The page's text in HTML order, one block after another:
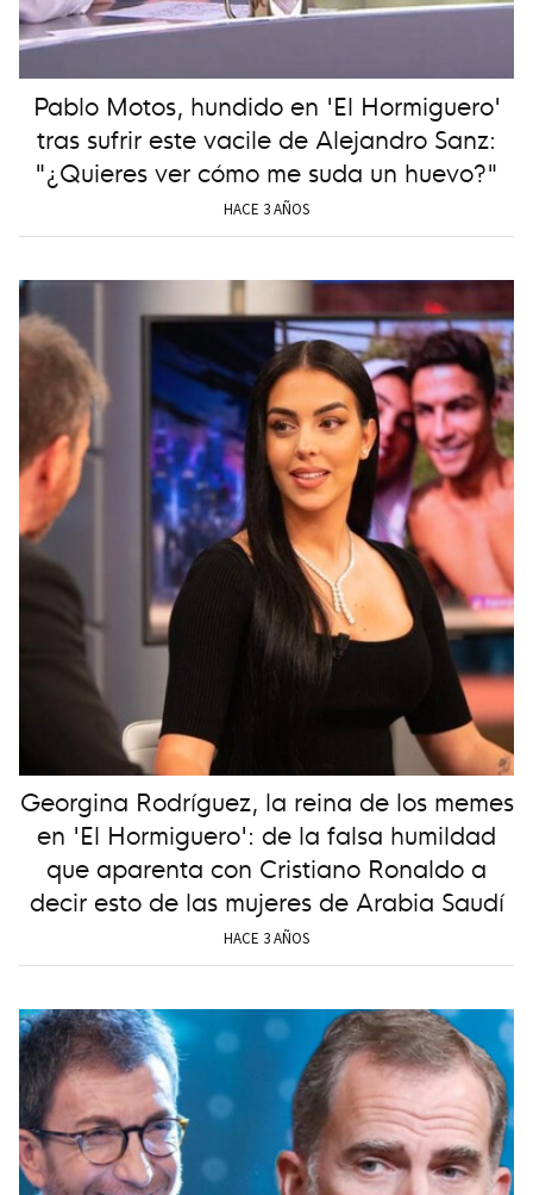
Pablo Motos, hundido en 'El Hormiguero'
tras sufrir este vacile de Alejandro Sanz:
"¿Quieres ver cómo me suda un huevo?"
HACE 3 AÑOS
Georgina Rodríguez, la reina de los memes
en 'El Hormiguero': de la falsa humildad
que aparenta con Cristiano Ronaldo a
decir esto de las mujeres de Arabia Saudí
HACE 3 AÑOS